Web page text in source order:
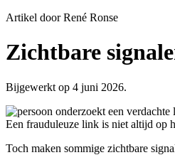
Artikel door René Ronse
Zichtbare
Bijgewerkt op 4 juni 2026.
Een frauduleuze link is niet altijd op
Toch maken sommige zichtbare